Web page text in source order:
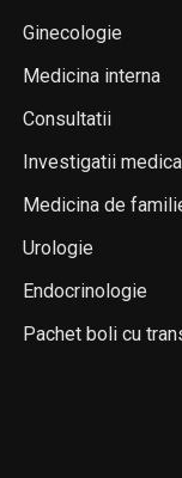
Ginecologie
Medicina interna
Consultatii
Investigatii
Medicina de
Urologie
Endocrinologie
Pachet boli cu